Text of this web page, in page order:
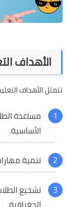
الأهداف
تتمثل الأهداف
مساعدة
الأساسية.
تنمية
تشجيع